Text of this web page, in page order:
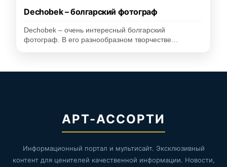
Dechobek – болгарский фотограф
Dechobek – очень интересный болгарский
фотограф. В его разнообразном творчестве…
АРТ-АССОРТИ
Информационный портал и мультисайт. Эксклюзивный
контент для ценителей качественной информации. Новости,